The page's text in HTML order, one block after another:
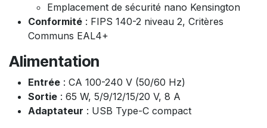
Emplacement de sécurité nano Kensington
Conformité : FIPS 140-2 niveau 2, Critères
Communs EAL4+
Alimentation
Entrée : CA 100-240 V (50/60 Hz)
Sortie : 65 W, 5/9/12/15/20 V, 8 A
Adaptateur : USB Type-C compact